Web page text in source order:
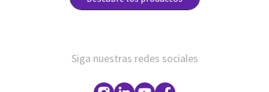
Siga nuestras redes sociales